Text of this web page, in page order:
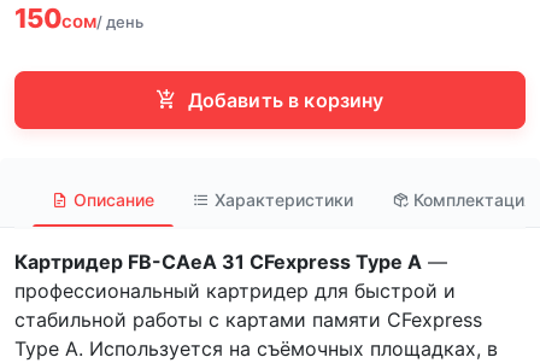
150сом/ день
Добавить в корзину
Описание Характеристики Комплектация
Картридер FB-CAeA 31 CFexpress Type A —
профессиональный картридер для быстрой и
стабильной работы с картами памяти CFexpress
Type A. Используется на съёмочных площадках, в